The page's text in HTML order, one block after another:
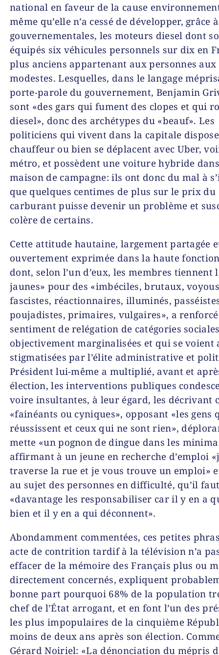
national en faveur de la cause
même qu’elle n’a cessé de développer, grâce
gouvernementales, les moteurs diesel dont
équipés six véhicules personnels sur dix en
plus anciens appartenant aux personnes aux
modestes. Lesquelles, dans le langage
porte-parole du gouvernement, Benjamin
sont «des gars qui fument des clopes et qui
diesel», donc des archétypes du «beauf». Les
politiciens qui vivent dans la capitale
chauffeur ou bien se déplacent avec Uber,
métro, et possèdent une voiture hybride
maison de campagne: ils ont donc du mal à
que quelques centimes de plus sur le prix du
carburant puisse devenir un problème et
colère de certains.
Cette attitude hautaine, largement partagée
ouvertement exprimée dans la haute
dont, selon l’un d’eux, les membres tiennent
jaunes» pour des «imbéciles, brutaux,
fascistes, réactionnaires, illuminés,
poujadistes, primaires, vulgaires», a
sentiment de relégation de catégories
objectivement marginalisées et qui se voient
stigmatisées par l’élite administrative et
Président lui-même a multiplié, avant et
élection, les interventions publiques
voire insultantes, à leur égard, les décrivant
«fainéants ou cyniques», opposant «les gens
réussissent et ceux qui ne sont rien»,
mette «un pognon de dingue dans les
affirmant à un jeune en recherche d’emploi
traverse la rue et je vous trouve un emploi»
au sujet des personnes en difficulté, qu’il
«davantage les responsabiliser car il y en a
bien et il y en a qui déconnent».
Abondamment commentées, ces petites
acte de contrition tardif à la télévision n’a
effacer de la mémoire des Français plus ou
directement concernés, expliquent
bonne part pourquoi 68% de la population
chef de l’État arrogant, et en font l’un des
les plus impopulaires de la cinquième
moins de deux ans après son élection.
Gérard Noiriel: «La dénonciation du mépris